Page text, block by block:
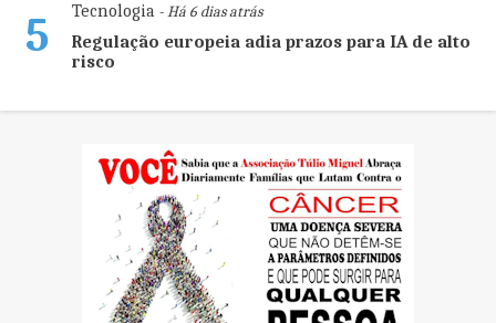
5 Tecnologia- Há 6 dias atrás
Regulação europeia adia prazos para IA de alto
risco